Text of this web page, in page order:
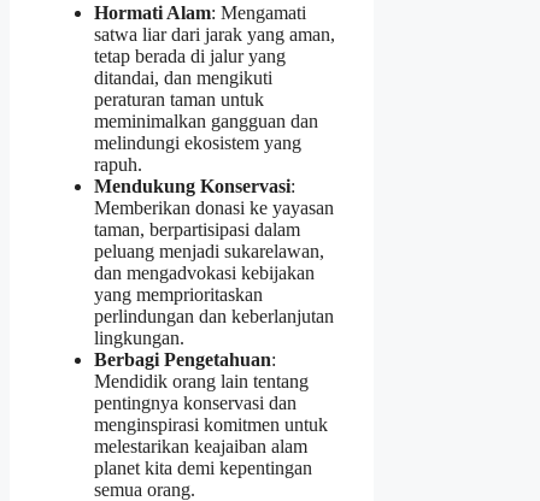
Hormati Alam: Mengamati
satwa liar dari jarak yang aman,
tetap berada di jalur yang
ditandai, dan mengikuti
peraturan taman untuk
meminimalkan gangguan dan
melindungi ekosistem yang
rapuh.
Mendukung Konservasi:
Memberikan donasi ke yayasan
taman, berpartisipasi dalam
peluang menjadi sukarelawan,
dan mengadvokasi kebijakan
yang memprioritaskan
perlindungan dan keberlanjutan
lingkungan.
Berbagi Pengetahuan:
Mendidik orang lain tentang
pentingnya konservasi dan
menginspirasi komitmen untuk
melestarikan keajaiban alam
planet kita demi kepentingan
semua orang.